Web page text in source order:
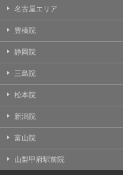
名古屋エリア
豊橋院
静岡院
三島院
松本院
新潟院
富山院
山梨甲府駅前院